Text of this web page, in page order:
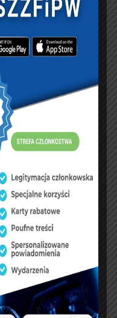
NEXT ARTICLE
Posiedzenie Zarządu
Głównego oraz
Głównej Komisji
Rewizyjnej 16-19
grudnia OSSW
Popowo